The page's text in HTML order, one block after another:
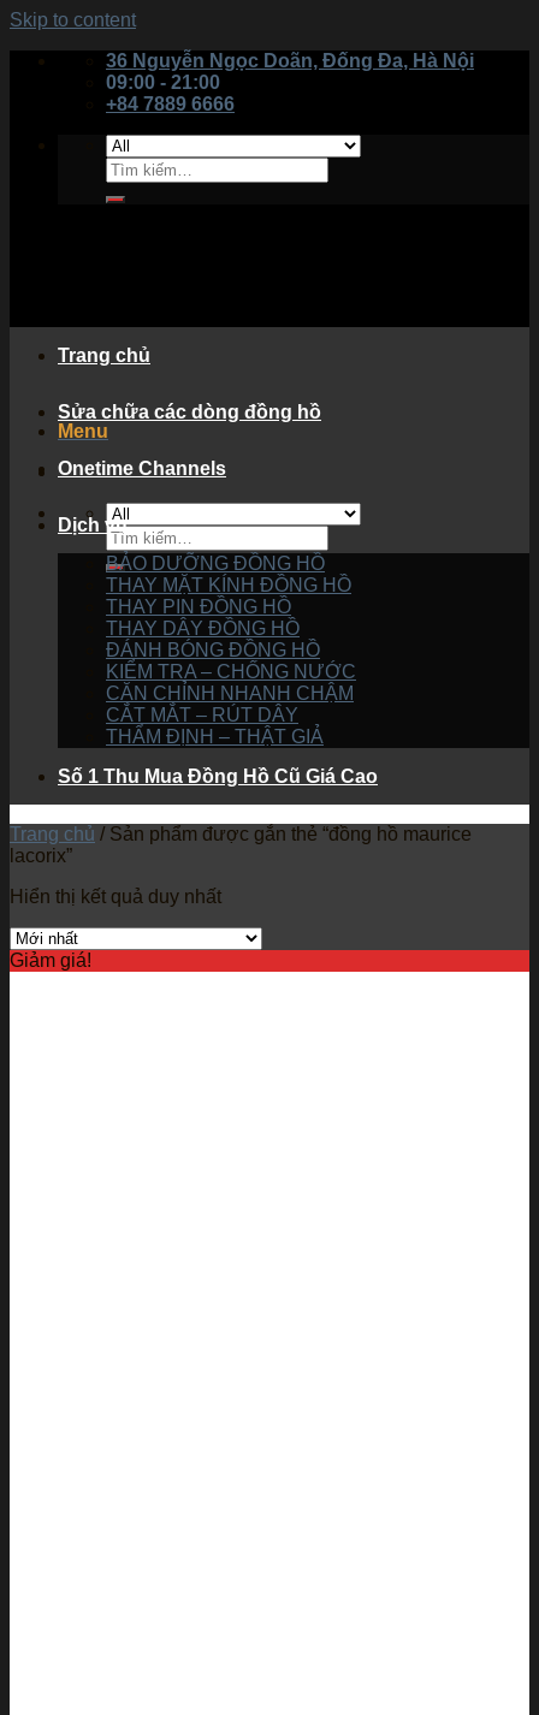
Skip to content
36 Nguyễn Ngọc Doãn, Đống Đa, Hà Nội
09:00 - 21:00
+84 7889 6666
Menu
Trang chủ
Sửa chữa các dòng đồng hồ
Onetime Channels
Dịch vụ
BẢO DƯỠNG ĐỒNG HỒ
THAY MẶT KÍNH ĐỒNG HỒ
THAY PIN ĐỒNG HỒ
THAY DÂY ĐỒNG HỒ
ĐÁNH BÓNG ĐỒNG HỒ
KIỂM TRA – CHỐNG NƯỚC
CĂN CHỈNH NHANH CHẬM
CẮT MẮT – RÚT DÂY
THẨM ĐỊNH – THẬT GIẢ
Số 1 Thu Mua Đồng Hồ Cũ Giá Cao
Trang chủ / Sản phẩm được gắn thẻ “đồng hồ maurice
lacorix”
Hiển thị kết quả duy nhất
Giảm giá!